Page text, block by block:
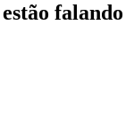
falando